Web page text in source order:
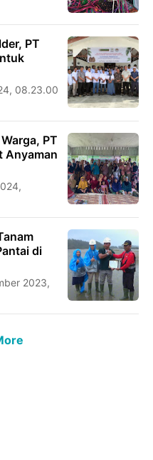
PT
08.23.00
PT
Anyaman
di
2023,